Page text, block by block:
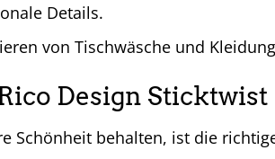
Details.
von Tischwäsche und
Design Sticktwist
Schönheit behalten, ist die